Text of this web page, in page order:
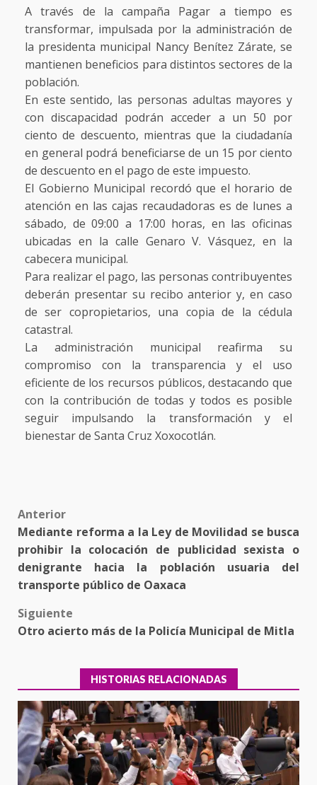
A través de la campaña Pagar a tiempo es
transformar, impulsada por la administración de
la presidenta municipal Nancy Benítez Zárate, se
mantienen beneficios para distintos sectores de la
población.
En este sentido, las personas adultas mayores y
con discapacidad podrán acceder a un 50 por
ciento de descuento, mientras que la ciudadanía
en general podrá beneficiarse de un 15 por ciento
de descuento en el pago de este impuesto.
El Gobierno Municipal recordó que el horario de
atención en las cajas recaudadoras es de lunes a
sábado, de 09:00 a 17:00 horas, en las oficinas
ubicadas en la calle Genaro V. Vásquez, en la
cabecera municipal.
Para realizar el pago, las personas contribuyentes
deberán presentar su recibo anterior y, en caso
de ser copropietarios, una copia de la cédula
catastral.
La administración municipal reafirma su
compromiso con la transparencia y el uso
eficiente de los recursos públicos, destacando que
con la contribución de todas y todos es posible
seguir impulsando la transformación y el
bienestar de Santa Cruz Xoxocotlán.
Post
navigation
Anterior
Mediante reforma a la Ley de Movilidad se busca
prohibir la colocación de publicidad sexista o
denigrante hacia la población usuaria del
transporte público de Oaxaca
Siguiente
Otro acierto más de la Policía Municipal de Mitla
HISTORIAS RELACIONADAS